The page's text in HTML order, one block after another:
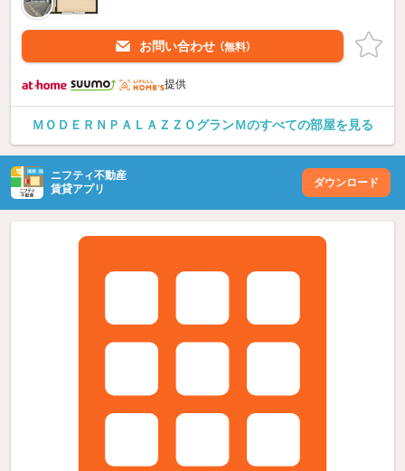
お問い合わせ （無料）
提供
ＭＯＤＥＲＮＰＡＬＡＺＺＯグランＭのすべての部屋を見る
ニフティ不動産
賃貸アプリ
ダウンロード